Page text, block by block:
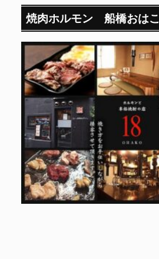
焼肉ホルモン 船橋おはこ